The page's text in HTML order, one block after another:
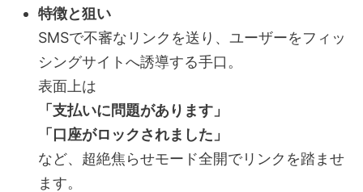
特徴と狙い
SMSで不審なリンクを送り、ユーザーをフィッ
シングサイトへ誘導する手口。
表面上は
「支払いに問題があります」
「口座がロックされました」
など、超絶焦らせモード全開でリンクを踏ませ
ます。